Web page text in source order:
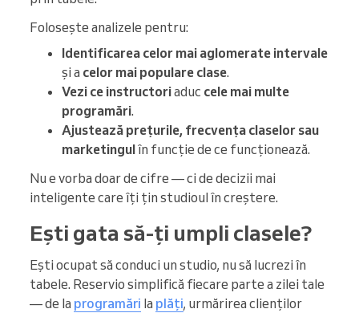
Folosește analizele pentru:
Identificarea celor mai aglomerate intervale
și a celor mai populare clase.
Vezi ce instructoriaduc cele mai multe
programări.
Ajustează prețurile, frecvența claselor sau
marketingulîn funcție de ce funcționează.
Nu e vorba doar de cifre — ci de decizii mai
inteligente care îți țin studioul în creștere.
Ești gata să-ți umpli clasele?
Ești ocupat să conduci un studio, nu să lucrezi în
tabele. Reservio simplifică fiecare parte a zilei tale
— de la programări la plăți, urmărirea clienților